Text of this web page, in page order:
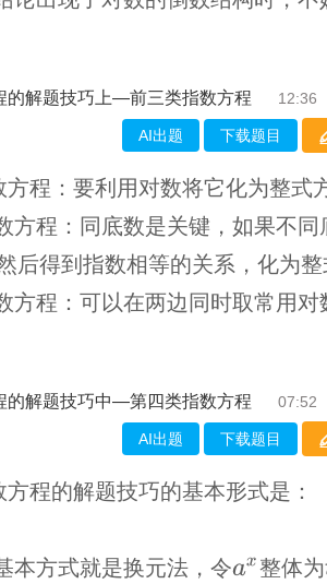
的解题技巧上—前三类指数方程 12:36
AI出题 下载题目
方程：要利用对数将它化为整式
方程：同底数是关键，如果不同
后得到指数相等的关系，化为
方程：可以在两边同时取常用对
的解题技巧中—第四类指数方程 07:52
AI出题 下载题目
程的解题技巧的基本形式是：
本方式就是换元法，令ax 整体为